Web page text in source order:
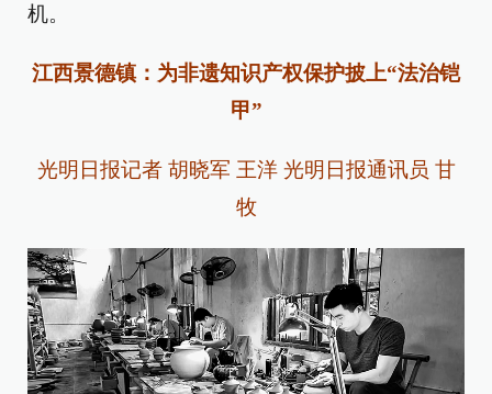
机。
江西景德镇：为非遗知识产权保护披上“法治铠
甲”
光明日报记者 胡晓军 王洋 光明日报通讯员 甘
牧